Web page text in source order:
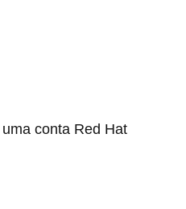
conta Red Hat